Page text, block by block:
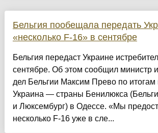
Бельгия пообещала передать
«несколько F-16» в сентябре
Бельгия передаст Украине
сентябре. Об этом сообщил министр
дел Бельгии Максим Прево по итогам
Украина — страны Бенилюкса
и Люксембург) в Одессе. «Мы
несколько F-16 уже в сле...